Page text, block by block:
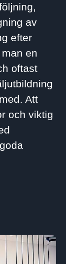
av
efter
en
oftast
Att
och viktig